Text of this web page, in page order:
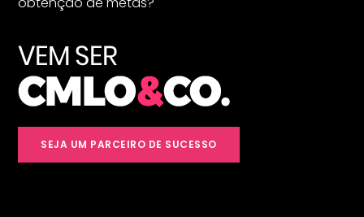
SEJA UM PARCEIRO DE SUCESSO